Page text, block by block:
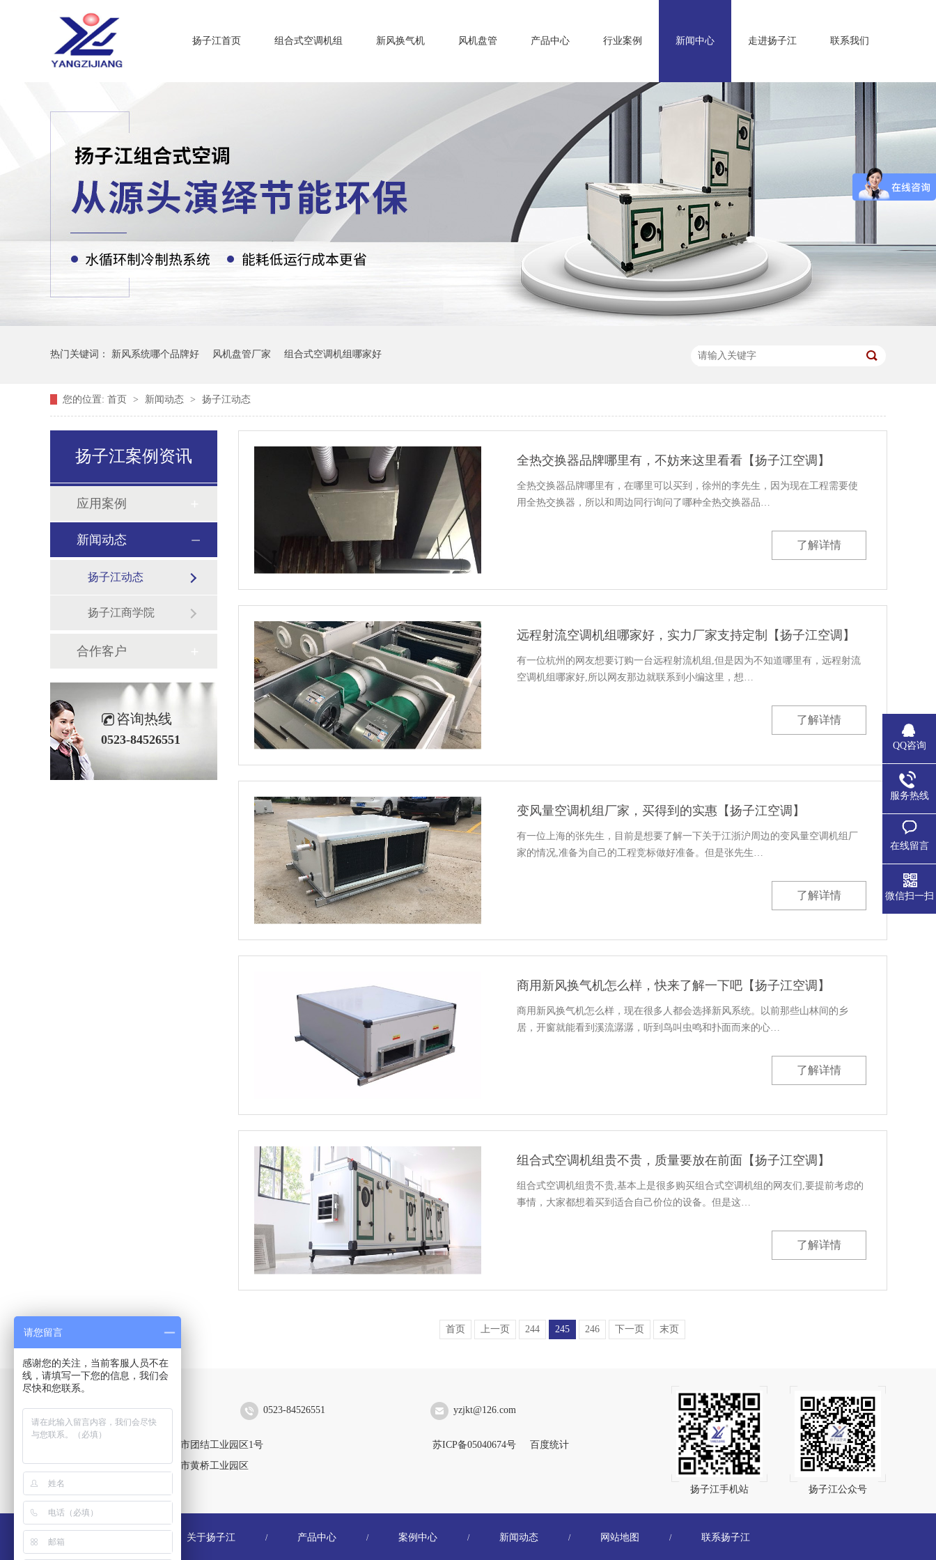
扬子江首页 组合式空调机组 新风换气机 风机盘管 产品中心 行业案例 新闻中心 走进扬子江 联系我们
热门关键词： 新风系统哪个品牌好 风机盘管厂家 组合式空调机组哪家好
您的位置: 首页 > 新闻动态 > 扬子江动态
扬子江案例资讯
应用案例
新闻动态
扬子江动态
扬子江商学院
合作客户
咨询热线
0523-84526551
全热交换器品牌哪里有，不妨来这里看看【扬子江空调】
全热交换器品牌哪里有，在哪里可以买到，徐州的李先生，因为现在工程需要使
用全热交换器，所以和周边同行询问了哪种全热交换器品…
了解详情
远程射流空调机组哪家好，实力厂家支持定制【扬子江空调】
有一位杭州的网友想要订购一台远程射流机组,但是因为不知道哪里有，远程射流
空调机组哪家好,所以网友那边就联系到小编这里，想…
了解详情
变风量空调机组厂家，买得到的实惠【扬子江空调】
有一位上海的张先生，目前是想要了解一下关于江浙沪周边的变风量空调机组厂
家的情况,准备为自己的工程竞标做好准备。但是张先生…
了解详情
商用新风换气机怎么样，快来了解一下吧【扬子江空调】
商用新风换气机怎么样，现在很多人都会选择新风系统。以前那些山林间的乡
居，开窗就能看到溪流潺潺，听到鸟叫虫鸣和扑面而来的心…
了解详情
组合式空调机组贵不贵，质量要放在前面【扬子江空调】
组合式空调机组贵不贵,基本上是很多购买组合式空调机组的网友们,要提前考虑的
事情，大家都想着买到适合自己价位的设备。但是这…
了解详情
首页 上一页 244 245 246 下一页 末页
扬子江空调集团有限公司 0523-84526551 yzjkt@126.com
靖江生产区：江苏省靖江市团结工业园区1号
黄桥生产区：江苏省泰兴市黄桥工业园区
苏ICP备05040674号 百度统计
扬子江手机站 扬子江公众号
关于扬子江 / 产品中心 / 案例中心 / 新闻动态 / 网站地图 / 联系扬子江
QQ咨询
服务热线
在线留言
微信扫一扫
请您留言
感谢您的关注，当前客服人员不在
线，请填写一下您的信息，我们会
尽快和您联系。